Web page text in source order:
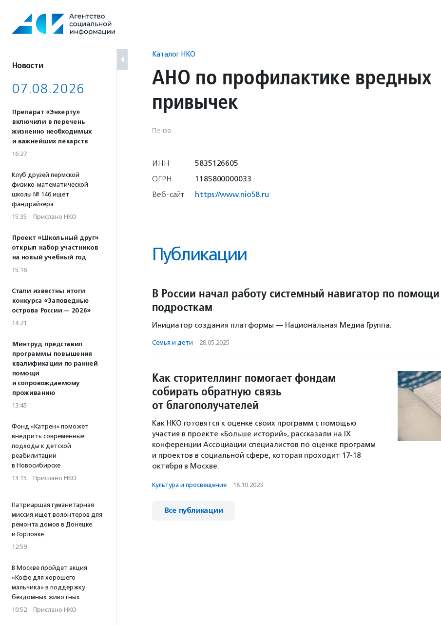
содержанию
Новости
07.08.2026
Препарат «Энхерту»
включили в перечень
жизненно необходимых
и важнейших лекарств
16:27
Клуб друзей пермской
физико-математической
школы № 146 ищет
фандрайзера
15:35 · Прислано НКО
Проект «Школьный друг»
открыл набор участников
на новый учебный год
15:16
Стали известны итоги
конкурса «Заповедные
острова России — 2026»
14:21
Минтруд представил
программы повышения
квалификации по ранней
помощи
и сопровождаемому
проживанию
13:45
Фонд «Катрен» поможет
внедрить современные
подходы к детской
реабилитации
в Новосибирске
13:15 · Прислано НКО
Патриаршая гуманитарная
миссия ищет волонтеров для
ремонта домов в Донецке
и Горловке
12:59
В Москве пройдет акция
«Кофе для хорошего
мальчика» в поддержку
бездомных животных
10:52 · Прислано НКО
Каталог НКО
АНО по профилактике вредных
привычек
Пенза
ИНН
5835126605
ОГРН
1185800000033
Веб-сайт
https://www.nio58.ru
Публикации
В России начал работу системный навигатор по помощи
подросткам
Инициатор создания платформы — Национальная Медиа Группа.
Семья и дети · 28.05.2025
Как сторителлинг помогает фондам
собирать обратную связь
от благополучателей
Как НКО готовятся к оценке своих программ с помощью
участия в проекте «Больше историй», рассказали на IX
конференции Ассоциации специалистов по оценке программ
и проектов в социальной сфере, которая проходит 17-18
октября в Москве.
Культура и просвещение · 18.10.2023
Все публикации